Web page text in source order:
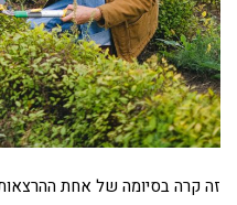
זה קרה בסיומה של אחת